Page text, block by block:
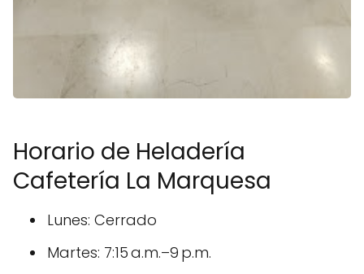
Horario de Heladería
Cafetería La Marquesa
Lunes: Cerrado
Martes: 7:15 a.m.–9 p.m.